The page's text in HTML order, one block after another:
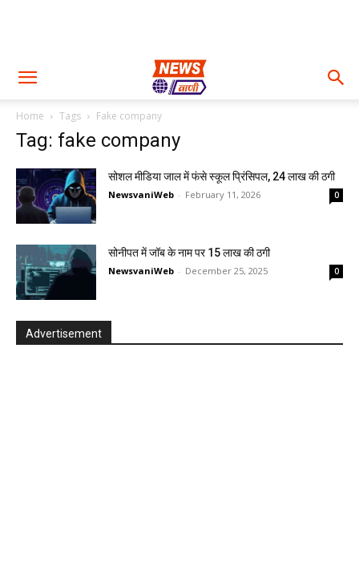
Home Tags Fake company
Tag: fake company
सोशल मीडिया जाल में फंसे स्कूल प्रिंसिपल, 24 लाख की ठगी
NewsvaniWeb - February 11, 2026 0
सोनीपत में जॉब के नाम पर 15 लाख की ठगी
NewsvaniWeb - December 25, 2025 0
Advertisement